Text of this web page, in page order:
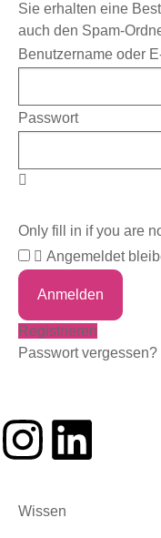
Sie erhalten eine
auch den Spam-
Benutzername oder
Passwort
Only fill in if you are
Angemeldet
Registrieren
Passwort vergessen?
Wissen